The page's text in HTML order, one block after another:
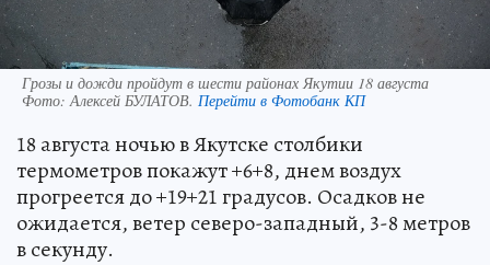
Грозы и дожди пройдут в шести районах Якутии 18 августа
Фото:Алексей БУЛАТОВ. Перейти в Фотобанк КП
18 августа ночью в Якутске столбики
термометров покажут +6+8, днем воздух
прогреется до +19+21 градусов. Осадков не
ожидается, ветер северо-западный, 3-8 метров
в секунду.